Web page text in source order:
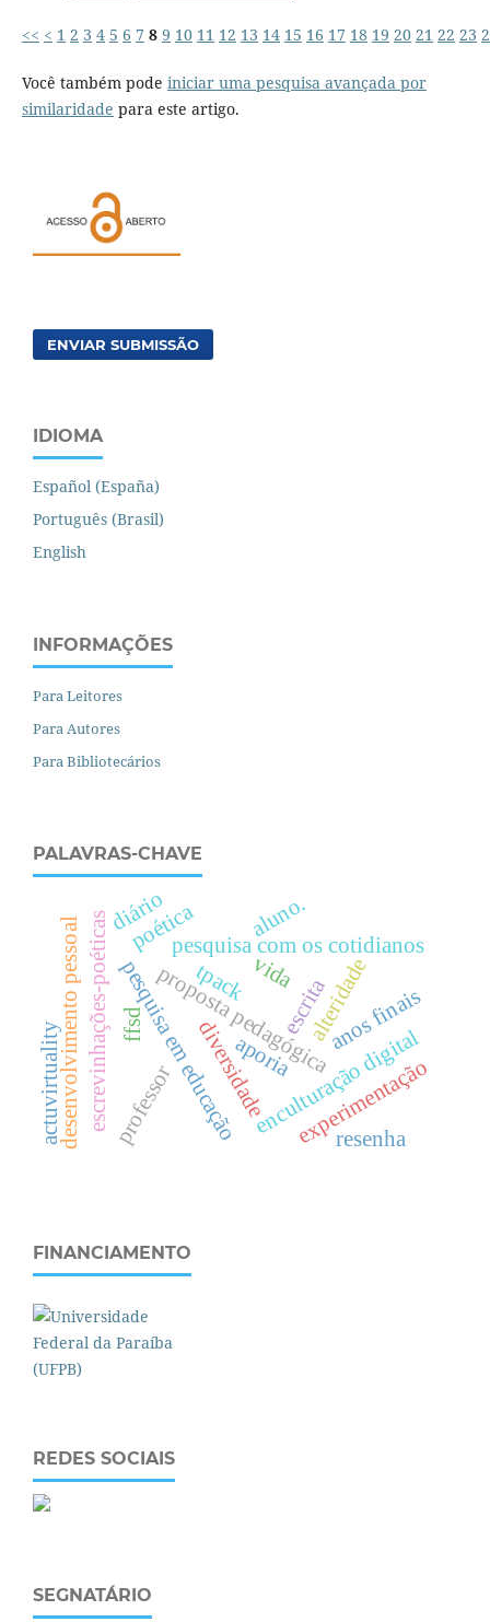
<< < 1 2 3 4 5 6 7 8 9 10 11 12 13 14 15 16 17 18 19 20 21 22 23
Você também pode iniciar uma pesquisa avançada por
similaridade para este artigo.
ENVIAR SUBMISSÃO
IDIOMA
Español (España)
Português (Brasil)
English
INFORMAÇÕES
Para Leitores
Para Autores
Para Bibliotecários
PALAVRAS-CHAVE
proposta pedagógica
enculturação digital
pesquisa em educação escrita
escrevinhações-poéticas pesquisa com os cotidianos
diversidade
tpack alteridade
poética
ffsd
vida
experimentação
professor
aluno.
resenha
desenvolvimento pessoal
diário
actuvirtuality aporia
anos finais
FINANCIAMENTO
REDES SOCIAIS
SEGNATÁRIO